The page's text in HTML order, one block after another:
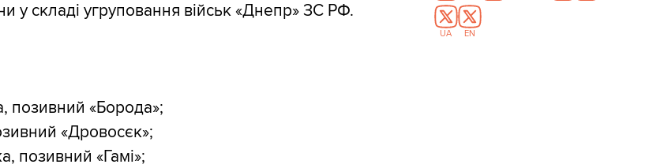
у складі угруповання військ «Днепр» ЗС РФ.
позивний «Борода»;
«Дровосєк»;
позивний «Гамі»;
UA EN